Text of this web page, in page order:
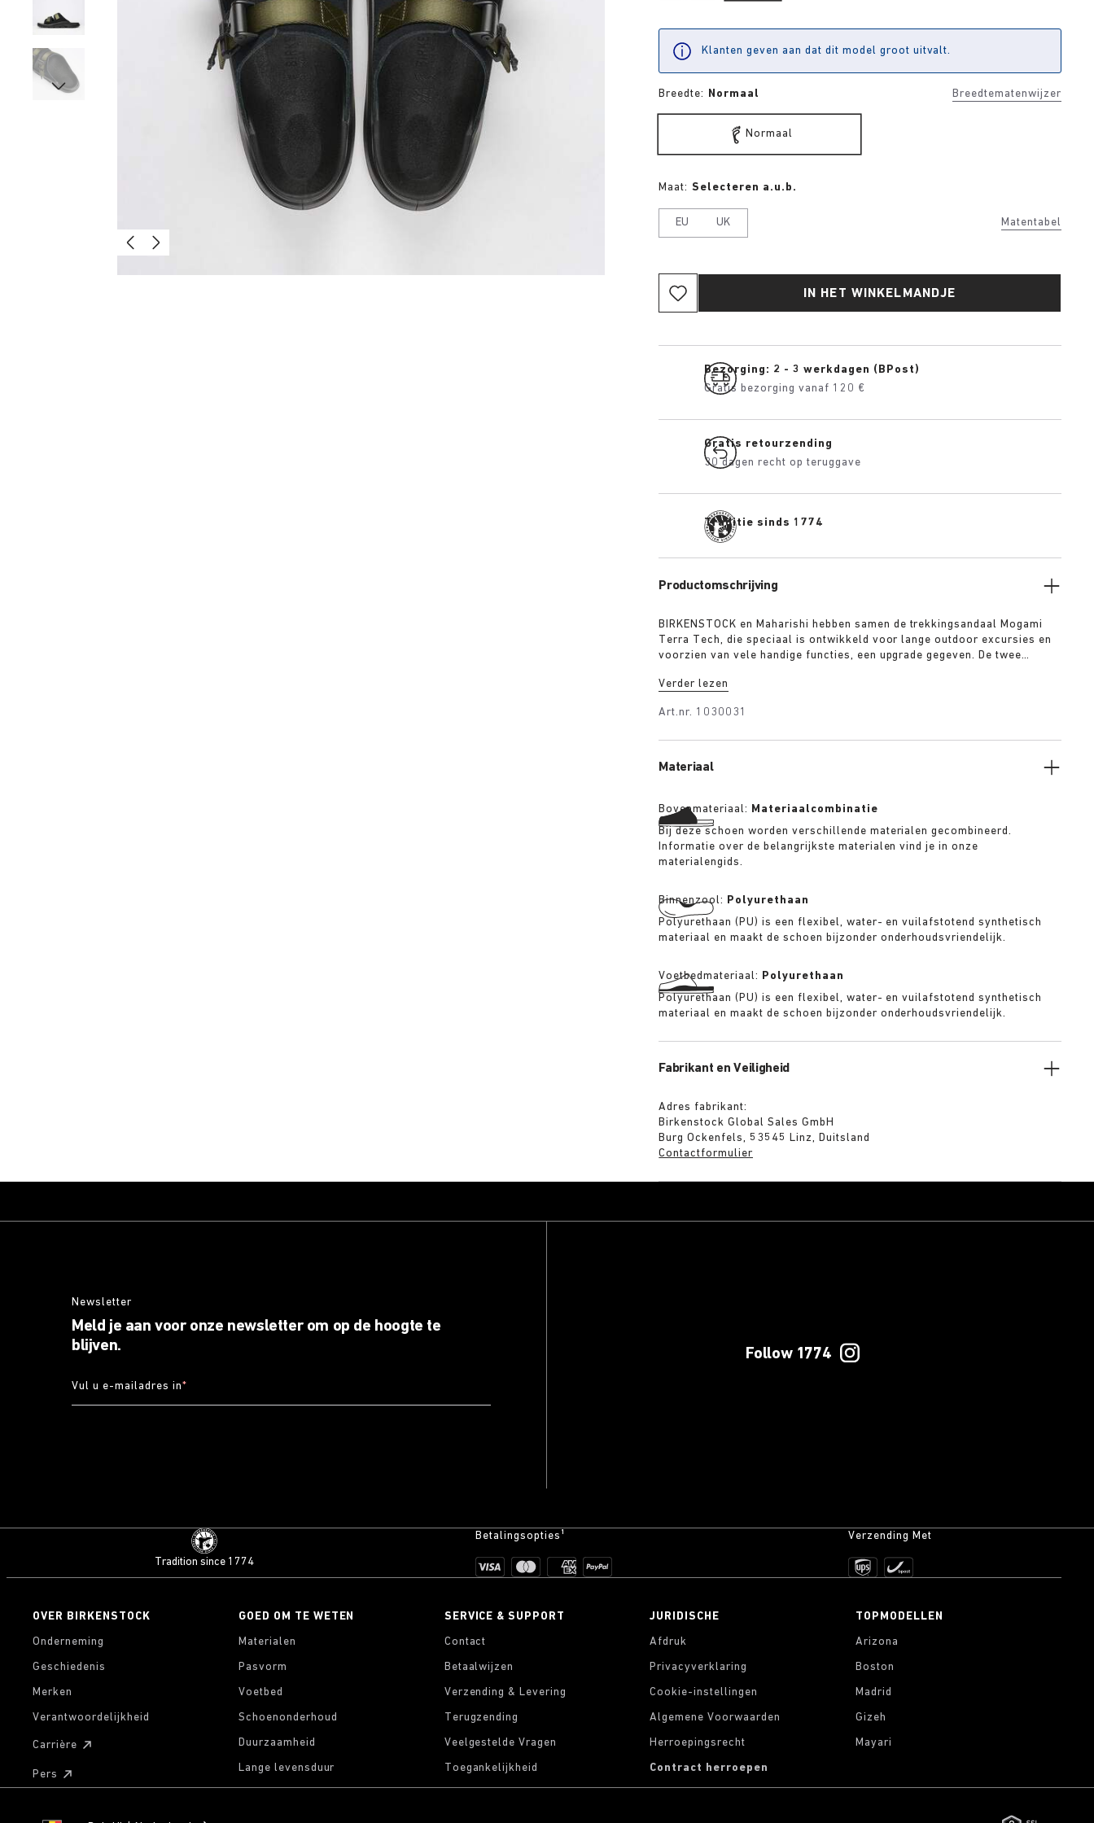
Klanten geven aan dat dit model groot uitvalt.
Breedte: Normaal Breedtematenwijzer
Normaal
Matentabel
Maat: Selecteren a.u.b.
EU UK
IN HET WINKELMANDJE
Bezorging: 2 - 3 werkdagen (BPost)
Gratis bezorging vanaf 120 €
Gratis retourzending
30 dagen recht op teruggave
Traditie sinds 1774
Productomschrijving
BIRKENSTOCK en Maharishi hebben samen de trekkingsandaal Mogami
Terra Tech, die speciaal is ontwikkeld voor lange outdoor excursies en
voorzien van vele handige functies, een upgrade gegeven. De twee
voorzien van een uiterst functionele quick release gesp als centraal
waterbestendige variant van het bekende anatomisch gevormde
Verder lezen
Art.nr. 1030031
Materiaal
Bovenmateriaal: Materiaalcombinatie
Bij deze schoen worden verschillende materialen gecombineerd.
Informatie over de belangrijkste materialen vind je in onze
materialengids.
Binnenzool: Polyurethaan
Polyurethaan (PU) is een flexibel, water- en vuilafstotend synthetisch
materiaal en maakt de schoen bijzonder onderhoudsvriendelijk.
Voetbedmateriaal: Polyurethaan
Polyurethaan (PU) is een flexibel, water- en vuilafstotend synthetisch
materiaal en maakt de schoen bijzonder onderhoudsvriendelijk.
Fabrikant en Veiligheid
Adres fabrikant:
Birkenstock Global Sales GmbH
Burg Ockenfels, 53545 Linz, Duitsland
Contactformulier
Newsletter
Meld je aan voor onze newsletter om op de hoogte te
blijven.
Vul u e-mailadres in*
Follow 1774
Tradition since 1774
Betalingsopties¹ Verzending Met
OVER BIRKENSTOCK
Onderneming
Geschiedenis
Merken
Verantwoordelijkheid
Carrière
Pers
GOED OM TE WETEN
Materialen
Pasvorm
Voetbed
Schoenonderhoud
Duurzaamheid
Lange levensduur
SERVICE & SUPPORT
Contact
Betaalwijzen
Verzending & Levering
Terugzending
Veelgestelde Vragen
Toegankelijkheid
JURIDISCHE
Afdruk
Privacyverklaring
Cookie-instellingen
Algemene Voorwaarden
Herroepingsrecht
Contract herroepen
TOPMODELLEN
Arizona
Boston
Madrid
Gizeh
Mayari